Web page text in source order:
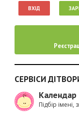
ВХІД
СЕРВІСИ
Календар
Підбір